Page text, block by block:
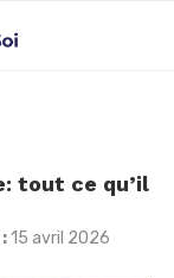
tout ce qu’il
15 avril 2026